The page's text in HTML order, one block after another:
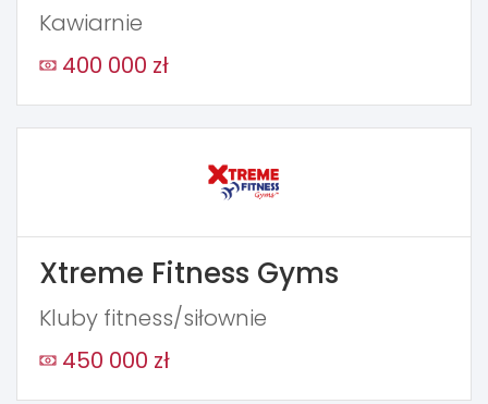
Kawiarnie
400 000 zł
Xtreme Fitness Gyms
Kluby fitness/siłownie
450 000 zł